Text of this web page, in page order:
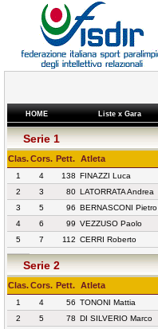
HOME Liste x Gara
Serie 1
Clas.Cors. Pett. Atleta
1 4 138 FINAZZI Luca
2
3 80 LATORRATA Andrea
3
5 96 BERNASCONI Pietro
4
6 99 VEZZUSO Paolo
5
7 112 CERRI Roberto
Serie 2
Clas.Cors. Pett. Atleta
1 4 56 TONONI Mattia
2
5 78 DI SILVERIO Marco